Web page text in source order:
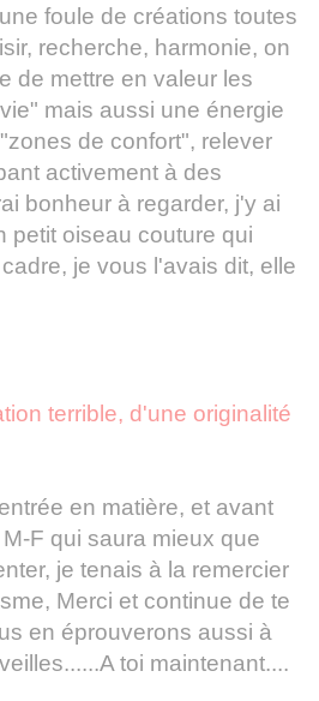
foule de créations toutes
recherche, harmonie, on
de mettre en valeur les
mais aussi une énergie
de confort", relever
activement à des
bonheur à regarder, j'y ai
petit oiseau couture qui
je vous l'avais dit, elle
terrible, d'une originalité
en matière, et avant
F qui saura mieux que
je tenais à la remercier
Merci et continue de te
en éprouverons aussi à
toi maintenant....